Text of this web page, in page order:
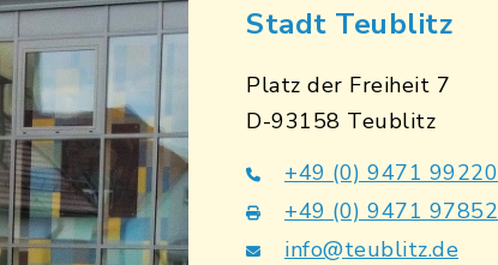
Stadt Teublitz
Platz der Freiheit 7
D-93158 Teublitz
+49 (0) 9471 99220
+49 (0) 9471 97852
info@teublitz.de